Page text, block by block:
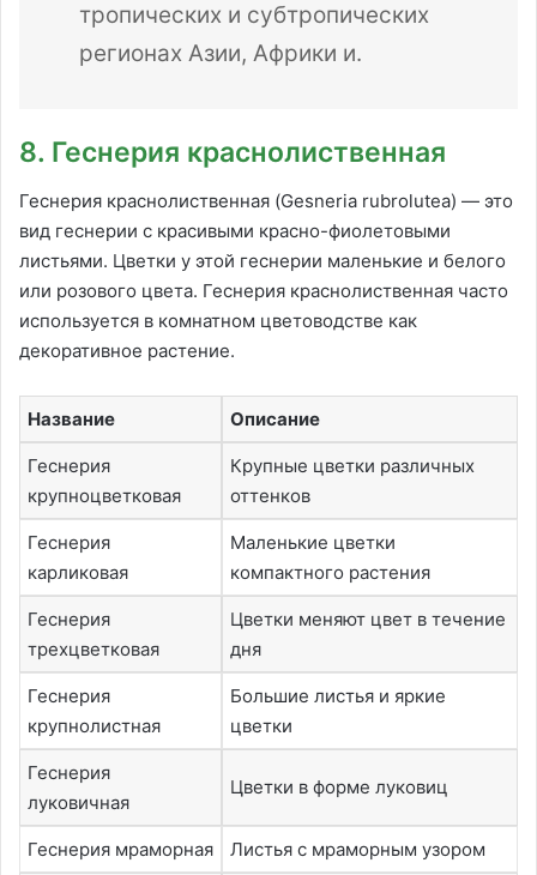
тропических и субтропических
регионах Азии, Африки и.
8. Геснерия краснолиственная
Геснерия краснолиственная (Gesneria rubrolutea) — это
вид геснерии с красивыми красно-фиолетовыми
листьями. Цветки у этой геснерии маленькие и белого
или розового цвета. Геснерия краснолиственная часто
используется в комнатном цветоводстве как
декоративное растение.
Название Описание
Геснерия
крупноцветковая
Крупные цветки различных
оттенков
Геснерия
карликовая
Маленькие цветки
компактного растения
Геснерия
трехцветковая
Цветки меняют цвет в течение
дня
Геснерия
крупнолистная
Большие листья и яркие
цветки
Геснерия
луковичная
Цветки в форме луковиц
Геснерия мраморная Листья с мраморным узором